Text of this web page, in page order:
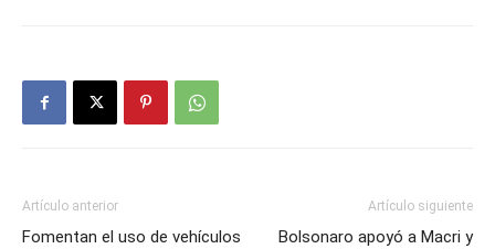
Artículo anterior
Fomentan el uso de vehículos
Artículo siguiente
Bolsonaro apoyó a Macri y